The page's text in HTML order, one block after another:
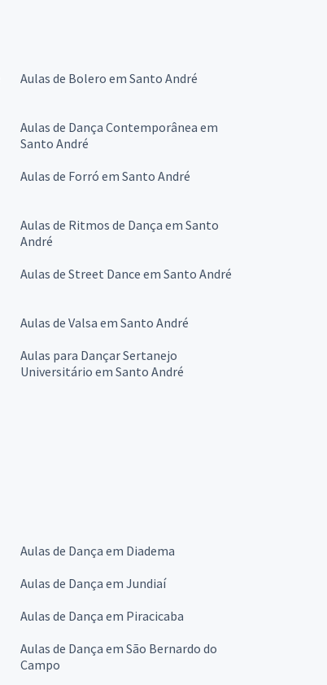
Aulas de Bolero em Santo André
Aulas de Dança Contemporânea em
Santo André
Aulas de Forró em Santo André
Aulas de Ritmos de Dança em Santo
André
Aulas de Street Dance em Santo André
Aulas de Valsa em Santo André
Aulas para Dançar Sertanejo
Universitário em Santo André
Aulas de Dança em Diadema
Aulas de Dança em Jundiaí
Aulas de Dança em Piracicaba
Aulas de Dança em São Bernardo do
Campo